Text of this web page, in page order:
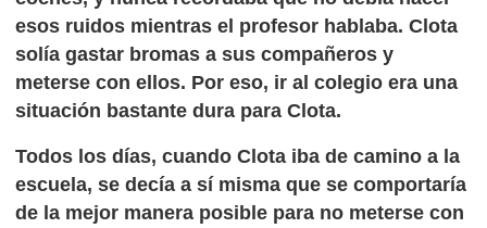
esos ruidos mientras el profesor hablaba. Clota
solía gastar bromas a sus compañeros y
meterse con ellos. Por eso, ir al colegio era una
situación bastante dura para Clota.
Todos los días, cuando Clota iba de camino a la
escuela, se decía a sí misma que se comportaría
de la mejor manera posible para no meterse con